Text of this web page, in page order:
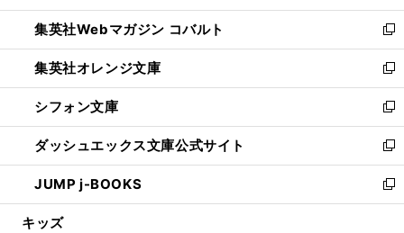
開
く
ウ
で
開
く
ン
ド
ウ
で
開
く
ウ
ィ
ン
ド
ウ
で
開
く
集英社Webマガジン コバルト
新
し
い
ウ
ィ
ン
ド
ウ
で
開
集英社オレンジ文庫
新
し
い
ウ
ィ
ン
ド
ウ
シフォン文庫
新
し
い
ウ
ィ
ン
ダッシュエックス文庫公式サイト
新
し
い
ウ
JUMP j-BOOKS
新
し
キッズ